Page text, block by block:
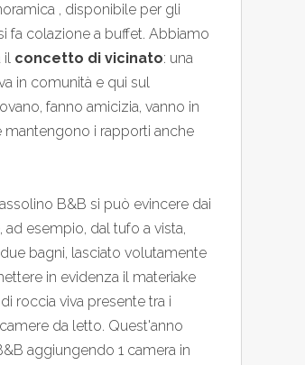
, disponibile per gli
fa colazione a buffet. Abbiamo
il concetto di vicinato: una
in comunità e qui sul
fanno amicizia, vanno in
mantengono i rapporti anche
B&B si può evincere dai
ad esempio, dal tufo a vista,
bagni, lasciato volutamente
in evidenza il materiake
roccia viva presente tra i
da letto. Quest'anno
aggiungendo 1 camera in